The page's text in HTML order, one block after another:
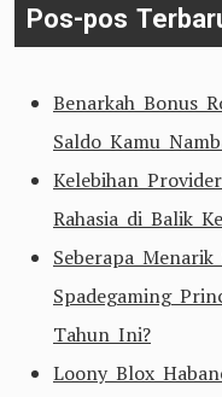
Pos-pos
Benarkah Bonus
Saldo Kamu
Kelebihan
Rahasia di Balik
Seberapa
Spadegaming
Tahun Ini?
Loony Blox